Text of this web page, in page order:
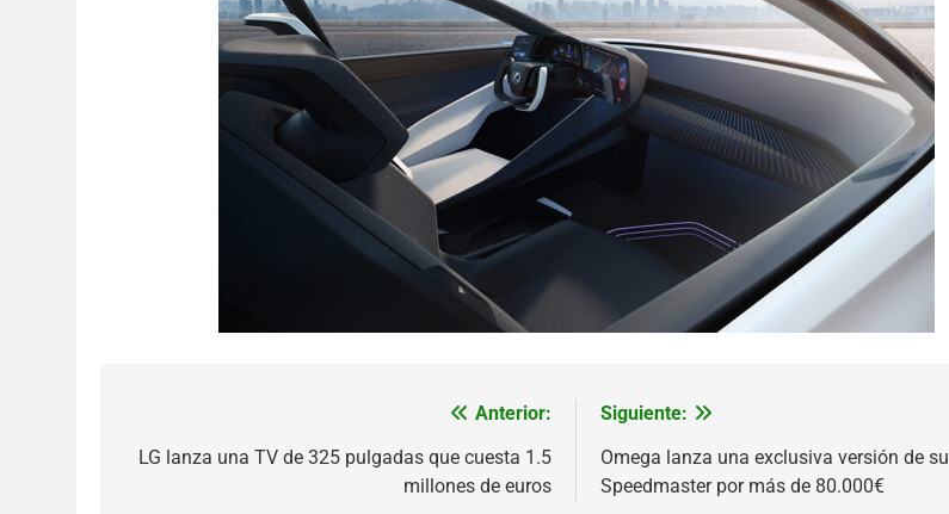
de
Anterior:
LG lanza una TV de 325 pulgadas que cuesta 1.5
millones de euros
Siguiente:
Omega lanza una exclusiva versión de su
Speedmaster por más de 80.000€